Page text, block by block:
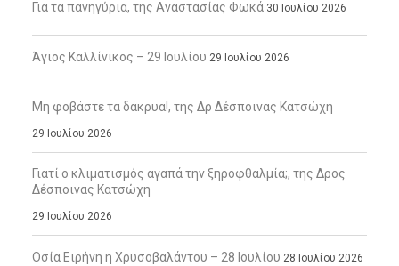
Για τα πανηγύρια, της Αναστασίας Φωκά 30 Ιουλίου 2026
Άγιος Καλλίνικος – 29 Ιουλίου 29 Ιουλίου 2026
Μη φοβάστε τα δάκρυα!, της Δρ Δέσποινας Κατσώχη
29 Ιουλίου 2026
Γιατί ο κλιματισμός αγαπά την ξηροφθαλμία;, της Δρος
Δέσποινας Κατσώχη
29 Ιουλίου 2026
Οσία Ειρήνη η Χρυσοβαλάντου – 28 Ιουλίου 28 Ιουλίου 2026